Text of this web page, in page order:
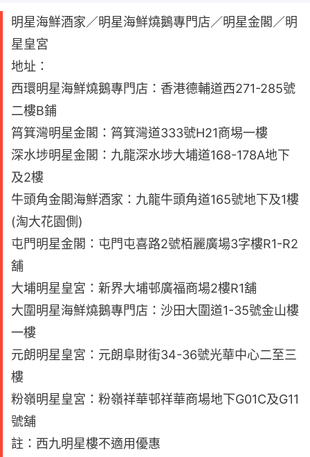
明星海鮮酒家／明星海鮮燒鵝專門店／明星金閣／明
星皇宮
地址：
西環明星海鮮燒鵝專門店：香港德輔道西271-285號
二樓B鋪
筲箕灣明星金閣：筲箕灣道333號H21商埸一樓
深水埗明星金閣：九龍深水埗大埔道168-178A地下
及2樓
牛頭角金閣海鮮酒家：九龍牛頭角道165號地下及1樓
(淘大花園側)
屯門明星金閣：屯門屯喜路2號栢麗廣場3字樓R1-R2
舖
大埔明星皇宮：新界大埔邨廣福商場2樓R1舖
大圍明星海鮮燒鵝專門店：沙田大圍道1-35號金山樓
一樓
元朗明星皇宮：元朗阜財街34-36號光華中心二至三
樓
粉嶺明星皇宮：粉嶺祥華邨祥華商場地下G01C及G11
號舖
註：西九明星樓不適用優惠